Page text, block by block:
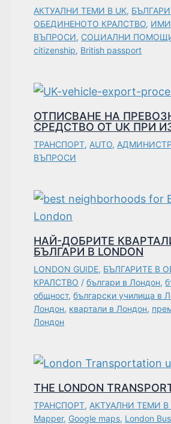
АКТУАЛНИ ТЕМИ В UK,
ОБЕДИНЕНОТО КРАЛСТВО,
ВЪПРОСИ, СОЦИАЛНИ
citizenship, British passport
ОТПИСВАНЕ НА
СРЕДСТВО ОТ UK ПРИ
ТРАНСПОРТ, AUTO,
ВЪПРОСИ
НАЙ-ДОБРИТЕ
БЪЛГАРИ В LONDON
LONDON GUIDE, БЪЛГАРИТЕ В
КРАЛСТВО /българи в Лондон,
общност,български училища в
Лондон, квартали в Лондон,
Лондон
THE LONDON
ТРАНСПОРТ, АКТУАЛНИ ТЕМИ В
Mapper, Google maps, London